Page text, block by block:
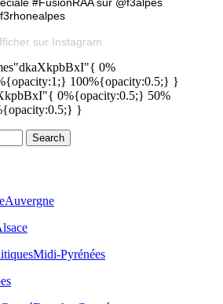
#FusionRAA sur @f3alpes
sur Instagram
0%
100%{opacity:0.5;} }
0%{opacity:0.5;} 50%
}
Auvergne
Midi-Pyrénées